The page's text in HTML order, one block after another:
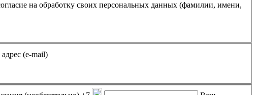
(e-mail)